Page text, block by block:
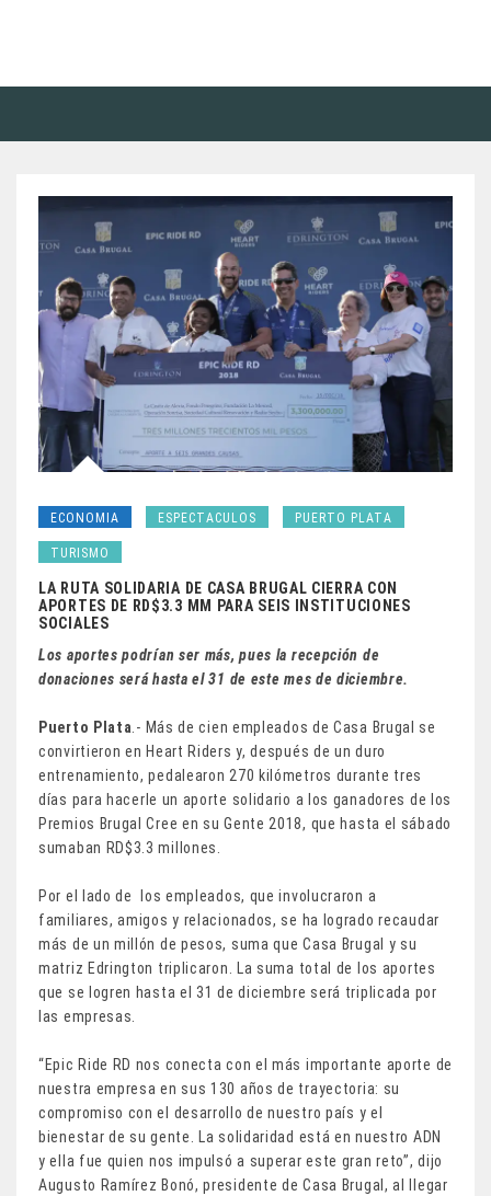
ECONOMIA ESPECTACULOS PUERTO PLATA
TURISMO
LA RUTA SOLIDARIA DE CASA BRUGAL CIERRA CON
APORTES DE RD$3.3 MM PARA SEIS INSTITUCIONES
SOCIALES
Los aportes podrían ser más, pues la recepción de
donaciones será hasta el 31 de este mes de diciembre.
Puerto Plata .- Más de cien empleados de Casa Brugal se
convirtieron en Heart Riders y, después de un duro
entrenamiento, pedalearon 270 kilómetros durante tres
días para hacerle un aporte solidario a los ganadores de los
Premios Brugal Cree en su Gente 2018, que hasta el sábado
sumaban RD$3.3 millones.
Por el lado de los empleados, que involucraron a
familiares, amigos y relacionados, se ha logrado recaudar
más de un millón de pesos, suma que Casa Brugal y su
matriz Edrington triplicaron. La suma total de los aportes
que se logren hasta el 31 de diciembre será triplicada por
las empresas.
“Epic Ride RD nos conecta con el más importante aporte de
nuestra empresa en sus 130 años de trayectoria: su
compromiso con el desarrollo de nuestro país y el
bienestar de su gente. La solidaridad está en nuestro ADN
y ella fue quien nos impulsó a superar este gran reto”, dijo
Augusto Ramírez Bonó, presidente de Casa Brugal, al llegar